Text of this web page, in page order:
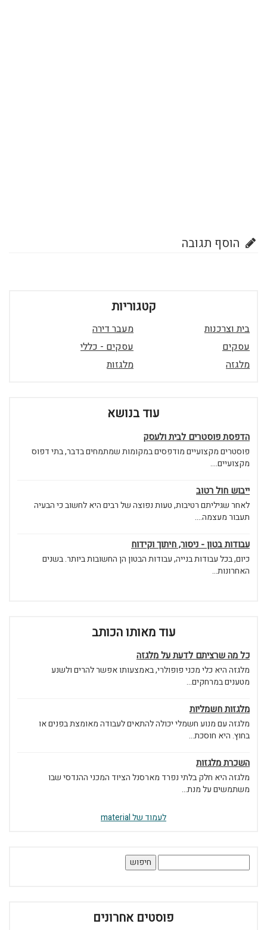
הוסף תגובה
קטגוריות
בית וצרכנות
מעבר דירה
עסקים
עסקים - כללי
מלגזה
מלגזות
עוד בנושא
הדפסת פוסטרים לבית ולעסק
פוסטרים מקצועיים מודפסים במקומות שמתמחים בדבר, בתי דפוס
מקצועיים....
ייבוש חול רטוב
לאחר שגיליתם רטיבות, טעות נפוצה של רבים היא לחשוב כי הבעיה
תעבור מעצמה....
עבודות בטון - ניסור, חיתוך וקידוח
כיום, בכל עבודות בנייה, עבודות הבטון הן החשובות ביותר. בשנים
האחרונות...
עוד מאותו הכותב
כל מה שרציתם לדעת על מלגזה
מלגזה היא כלי מכני פופולרי, באמצעותו אפשר להרים ולשנע
מטענים במרחקים...
מלגזות חשמליות
מלגזה עם מנוע חשמלי יכולה להתאים לעבודה מאומצת בפנים או
בחוץ. היא חוסכת...
השכרת מלגזות
מלגזה היא חלק בלתי נפרד מארסנל הציוד המכני ההנדסי שבו
משתמשים על מנת...
לעמוד של material
פוסטים אחרונים